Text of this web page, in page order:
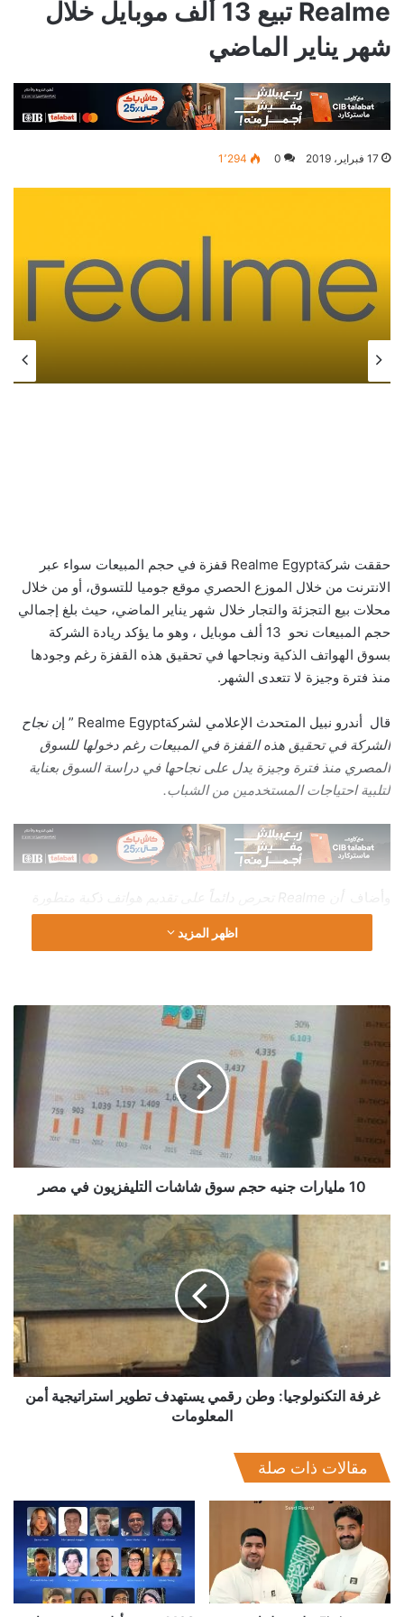
Realme تبيع 13 ألف موبايل خلال
شهر يناير الماضي
17 فبراير، 2019 0 1٬294
حققت شركةRealme Egypt قفزة في حجم المبيعات سواء عبر
الانترنت من خلال الموزع الحصري موقع جوميا للتسوق، أو من خلال
محلات بيع التجزئة والتجار خلال شهر يناير الماضي، حيث بلغ إجمالي
حجم المبيعات نحو 13 ألف موبايل ، وهو ما يؤكد ريادة الشركة
بسوق الهواتف الذكية ونجاحها في تحقيق هذه القفزة رغم وجودها
منذ فترة وجيزة لا تتعدى الشهر.
قال أندرو نبيل المتحدث الإعلامي لشركةRealme Egypt ” إ
ن نجاح
الشركة في تحقيق هذه القفزة في المبيعات رغم دخولها للسوق
المصري منذ فترة وجيزة يدل على نجاحها في دراسة السوق بعناية
لتلبية احتياجات المستخدمين من الشباب.
وأضاف Realme
تحرص دائماً على تقديم هواتف ذكية متطورة
تلبي احتياجات الشباب من حيث قوة الأداء والتصميم العصري والسعر
المحمولة عبر منصات التجارة الإلكترونية، وقد توصلت الشركة لذلك
بعد دراسة متأنية وجادة للأسواق العالمية، حيث
وضعت Realme استراتيجية انتشارها في مختلف الأسواق بناء على
منصات التجارة الإلكترونية التي تربعت مؤخراً على عرش تجارة
التجزئة في مختلف أنحاء العالم.
اظهر المزيد
جنيه
حجم
سوق
شاشات
التليفزيون
في
مصر
10 مليارات جنيه حجم سوق شاشات التليفزيون في مصر
التكنولوجيا:
وطن
يستهدف
تطوير
استراتيجية
أمن
المعلومات
غرفة التكنولوجيا: وطن رقمي يستهدف تطوير استراتيجية أمن
المعلومات
مقالات ذات صلة